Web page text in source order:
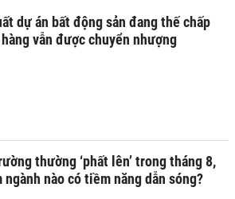
dự án bất động sản đang thế chấp
vẫn được chuyển nhượng
thường ‘phất lên’ trong tháng 8,
ngành nào có tiềm năng dẫn sóng?